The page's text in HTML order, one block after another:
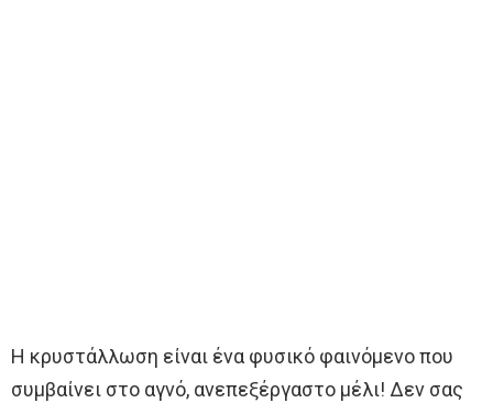
Η κρυστάλλωση είναι ένα φυσικό φαινόμενο που
συμβαίνει στο αγνό, ανεπεξέργαστο μέλι! Δεν σας